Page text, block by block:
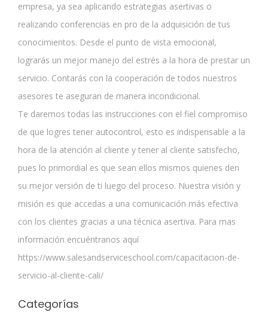
empresa, ya sea aplicando estrategias asertivas o
realizando conferencias en pro de la adquisición de tus
conocimientos. Desde el punto de vista emocional,
lograrás un mejor manejo del estrés a la hora de prestar un
servicio. Contarás con la cooperación de todos nuestros
asesores te aseguran de manera incondicional.
Te daremos todas las instrucciones con el fiel compromiso
de que logres tener autocontrol, esto es indispensable a la
hora de la atención al cliente y tener al cliente satisfecho,
pues lo primordial es que sean ellos mismos quienes den
su mejor versión de ti luego del proceso. Nuestra visión y
misión es que accedas a una comunicación más efectiva
con los clientes gracias a una técnica asertiva. Para mas
información encuéntranos aquí
https://www.salesandserviceschool.com/capacitacion-de-
servicio-al-cliente-cali/
Categorías